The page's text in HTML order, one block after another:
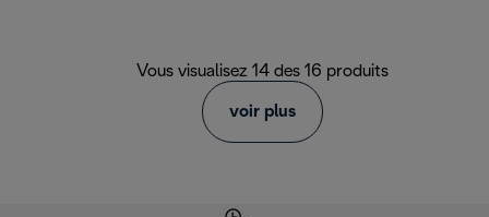
Vous visualisez 14 des 16 produits
voir plus